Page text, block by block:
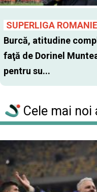
SUPERLIGA
Burcă, atitudine
faţă de Dorinel
pentru su...
Cele mai noi